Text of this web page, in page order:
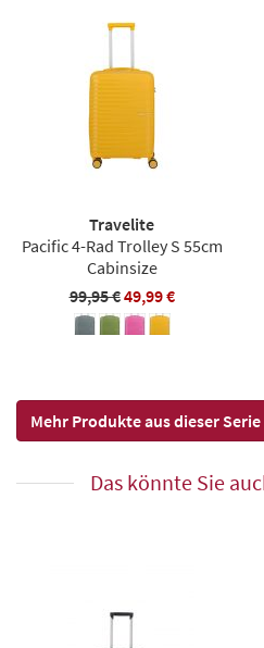
Travelite
Pacific 4-Rad Trolley S 55cm
Cabinsize
99,95 €49,99 €
Mehr Produkte aus dieser Serie
Das könnte Sie